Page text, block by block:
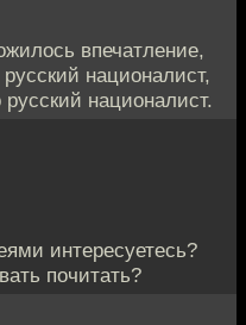
впечатление,
националист,
националист.
интересуетесь?
почитать?